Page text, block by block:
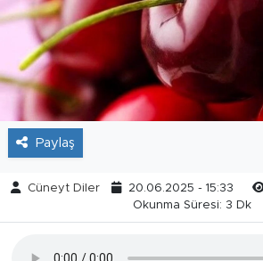
Paylaş
Cüneyt Diler 20.06.2025 - 15:33
Okunma Süresi: 3 Dk